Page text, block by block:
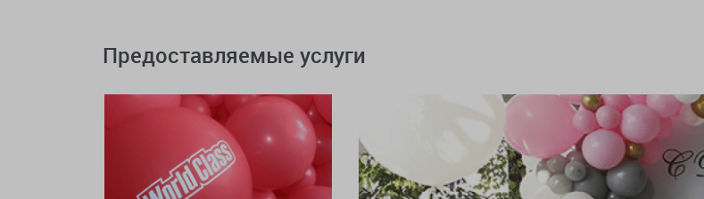
Предоставляемые услуги